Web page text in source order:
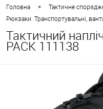
Головна • Тактичне
Рюкзаки. Транспортувальні,
Тактичний
PACK 111138